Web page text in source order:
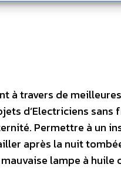
à travers de
d’Electriciens sans
Permettre à un
après la nuit
lampe à huile